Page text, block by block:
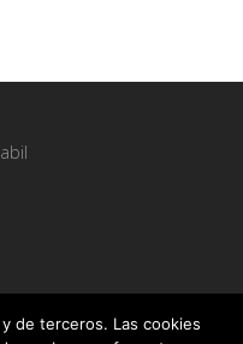
de terceros. Las cookies